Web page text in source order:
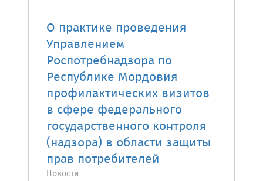
О практике проведения
Управлением
Роспотребнадзора по
Республике Мордовия
профилактических визитов
в сфере федерального
государственного контроля
(надзора) в области защиты
прав потребителей
Новости